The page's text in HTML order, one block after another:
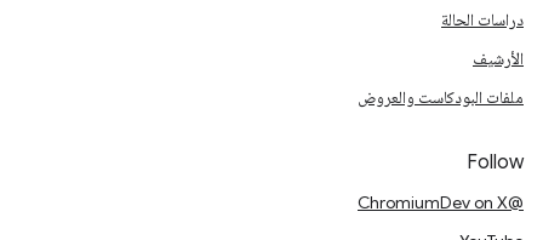
دراسات الحالة
الأرشيف
ملفات البودكاست والعروض
Follow
@ChromiumDev on X